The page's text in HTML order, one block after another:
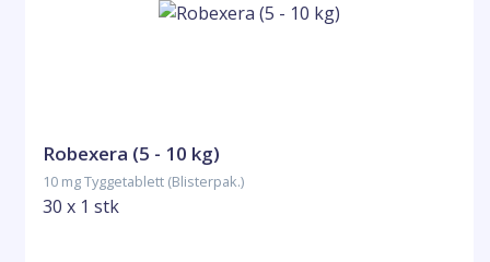
Robexera (5 - 10 kg)
10 mg Tyggetablett (Blisterpak.)
30 x 1 stk